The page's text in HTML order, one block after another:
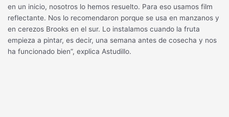
en un inicio, nosotros lo hemos resuelto. Para eso usamos film
reflectante. Nos lo recomendaron porque se usa en manzanos y
en cerezos Brooks en el sur. Lo instalamos cuando la fruta
empieza a pintar, es decir, una semana antes de cosecha y nos
ha funcionado bien”, explica Astudillo.